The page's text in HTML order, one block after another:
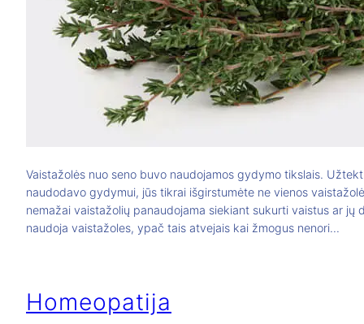
Vaistažolės nuo seno buvo naudojamos gydymo tikslais.
naudodavo gydymui, jūs tikrai išgirstumėte ne vienos
nemažai vaistažolių panaudojama siekiant sukurti vaistus ar
naudoja vaistažoles, ypač tais atvejais kai žmogus nenori…
Homeopatija